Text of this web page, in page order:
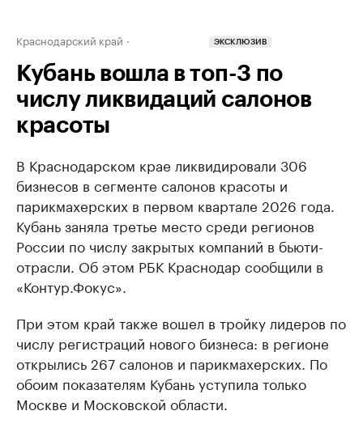
Краснодарский край ЭКСКЛЮЗИВ
Кубань вошла в топ-3 по
числу ликвидаций салонов
красоты
В Краснодарском крае ликвидировали 306
бизнесов в сегменте салонов красоты и
парикмахерских в первом квартале 2026 года.
Кубань заняла третье место среди регионов
России по числу закрытых компаний в бьюти-
отрасли. Об этом РБК Краснодар сообщили в
«Контур.Фокус».
При этом край также вошел в тройку лидеров по
числу регистраций нового бизнеса: в регионе
открылись 267 салонов и парикмахерских. По
обоим показателям Кубань уступила только
Москве и Московской области.